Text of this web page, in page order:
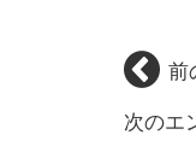
前
次のエ